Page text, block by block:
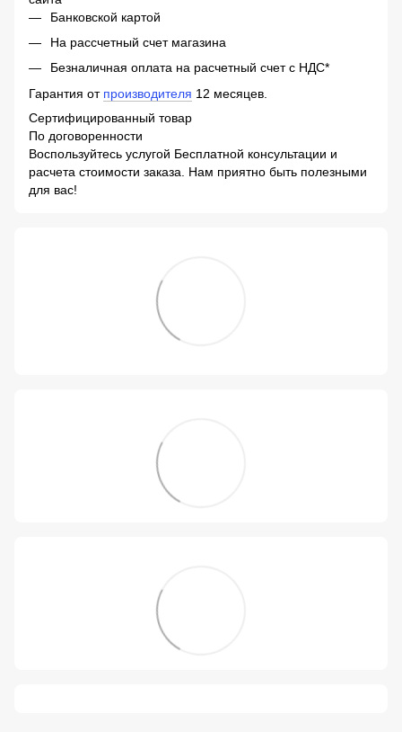
Банковской картой
На рассчетный счет магазина
Безналичная оплата на расчетный счет с НДС*
Гарантия от производителя 12 месяцев.
Сертифицированный товар
По договоренности
Воспользуйтесь услугой Бесплатной консультации и
расчета стоимости заказа. Нам приятно быть полезными
для вас!